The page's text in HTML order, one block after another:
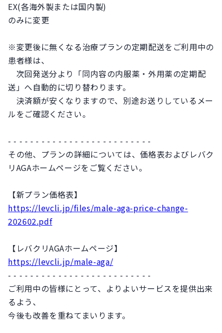
EX(各海外製または国内製)
のみに変更
※変更後に無くなる治療プランの定期配送をご利用中の
患者様は、
次回発送分より「同内容の内服薬・外用薬の定期配
送」へ自動的に切り替わります。
決済額が安くなりますので、別途お送りしているメー
ルをご確認ください。
- - - - - - - - - - - - - - - - - - - - - - - - - -
その他、プランの詳細については、価格表およびレバク
リAGAホームページをご覧ください。
【新プラン価格表】
https://levcli.jp/files/male-aga-price-change-
202602.pdf
【レバクリAGAホームページ】
https://levcli.jp/male-aga/
- - - - - - - - - - - - - - - - - - - - - - - - - -
ご利用中の皆様にとって、よりよいサービスを提供出来
るよう、
今後も改善を重ねてまいります。